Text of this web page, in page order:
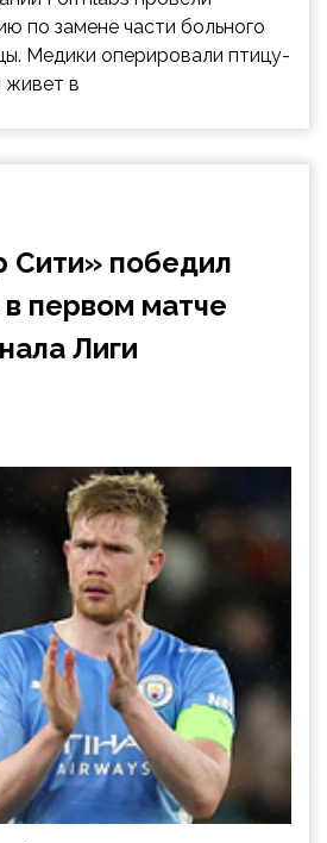
по замене части больного
Медики оперировали птицу-
живет в
Сити» победил
первом матче
Лиги